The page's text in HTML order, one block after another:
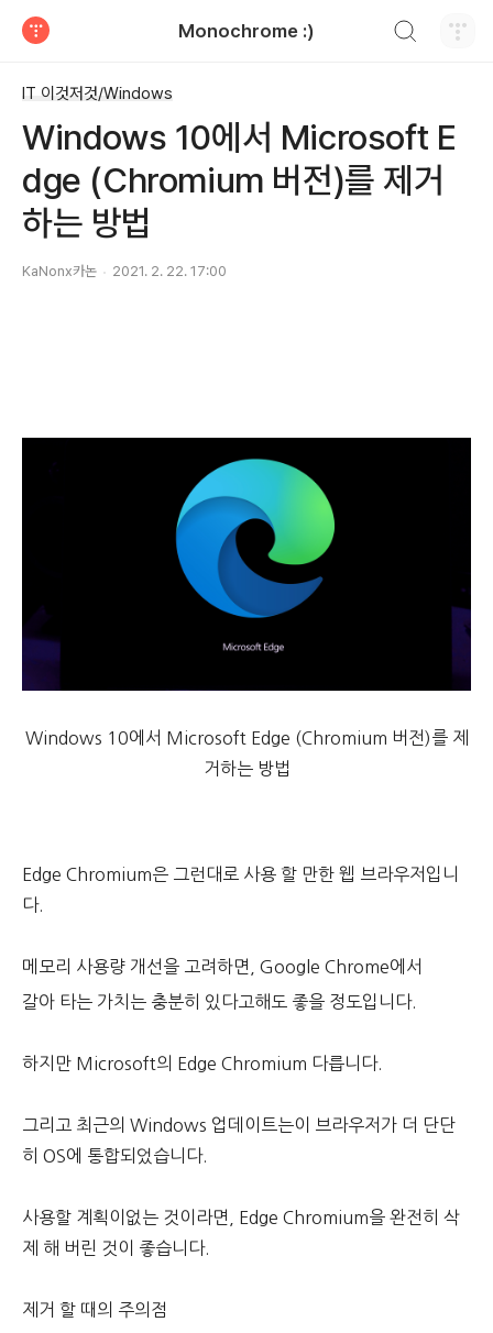
Monochrome :)
IT 이것저것/Windows
Windows 10에서 Microsoft E
dge (Chromium 버전)를 제거
하는 방법
KaNonx카논 2021. 2. 22. 17:00
Windows 10에서 Microsoft Edge (Chromium 버전)를 제
거하는 방법
Edge Chromium은 그런대로 사용 할 만한 웹 브라우저입니
다.
메모리 사용량 개선을 고려하면, Google Chrome에서
갈아 타는 가치는 충분히 있다고해도 좋을 정도입니다.
하지만 Microsoft의 Edge Chromium 다릅니다.
그리고 최근의 Windows 업데이트는이 브라우저가 더 단단
히 OS에 통합되었습니다.
사용할 계획이없는 것이라면, Edge Chromium을 완전히 삭
제 해 버린 것이 좋습니다.
제거 할 때의 주의점